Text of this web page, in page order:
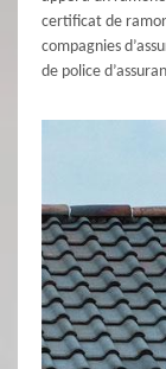
certificat de
compagnies
de police